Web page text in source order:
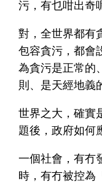
污，有乜咁出奇
對，全世界都有
包容貪污，都會
為貪污是正常的
則、是天經地義
世界之大，確實
題後，政府如何
一個社會，有冇
時，有冇被控為